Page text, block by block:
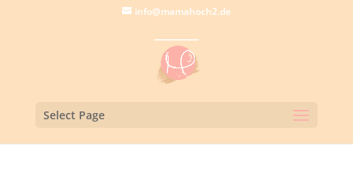
info@mamahoch2.de
Select Page